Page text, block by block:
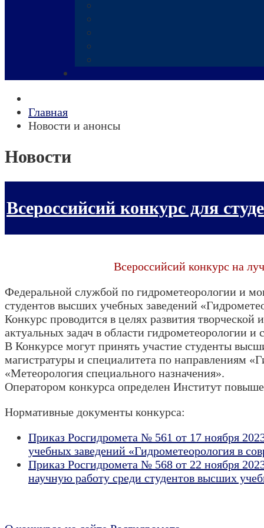
Главная
Новости и анонсы
Новости
Всероссийсий конкурс для
Всероссийсий конкурс на
Федеральной службой по гидрометеорологии и
студентов высших учебных заведений
Конкурс проводится в целях развития
актуальных задач в области гидрометеорологии
В Конкурсе могут принять участие студенты
магистратуры и специалитета по направлениям
«Метеорология специального назначения».
Оператором конкурса определен Институт
Нормативные документы конкурса:
Приказ Росгидромета № 561 от 17 ноября
учебных заведений «Гидрометеорология в
Приказ Росгидромета № 568 от 22 ноября
научную работу среди студентов высших